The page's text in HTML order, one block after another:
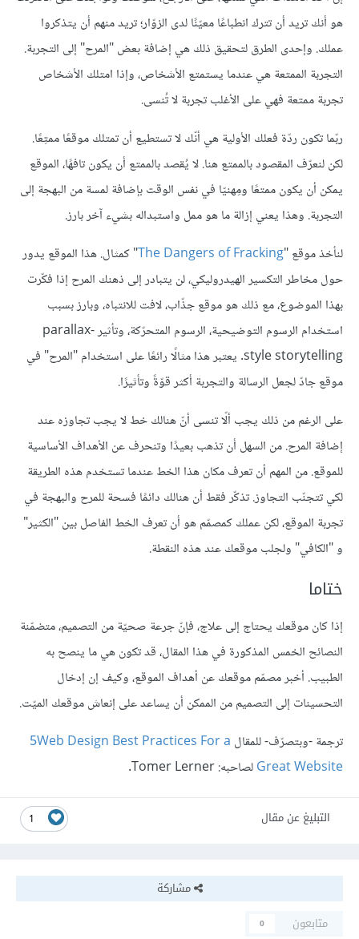
هو أنك تريد أن تترك انطباعًا معيّنًا لدى الزوّار؛ تريد منهم أن يتذكروا
عملك. وإحدى الطرق لتحقيق ذلك هي إضافة بعض "المرح" إلى التجربة.
التجربة الممتعة هي عندما يستمتع الأشخاص، وإذا امتلك الأشخاص
تجربة ممتعة فهي على الأغلب تجربة لا تُنسى.
ربّما تكون ردّة فعلك الأولية هي أنّك لا تستطيع أن تمتلك موقعًا ممتِعًا.
لكن لنعرّف المقصود بالممتع هنا. لا يُقصد بالممتع أن يكون تافهًا، الموقع
يمكن أن يكون ممتعًا ومِهنيّا في نفس الوقت بإضافة لمسة من البهجة إلى
التجربة. وهذا يعني إزالة ما هو ممل واستبداله بشيء آخر بارز.
لنأخذ موقع "The Dangers of Fracking" كمثال. هذا الموقع يدور
حول مخاطر التكسير الهيدروليكي، لن يتبادر إلى ذهنك المرح إذا فكّرت
بهذا الموضوع، مع ذلك هو موقع جذّاب، لافت للانتباه، وبارز بسبب
استخدام الرسوم التوضيحية، الرسوم المتحرّكة، وتأثير parallax-
style storytelling. يعتبر هذا مثالًا رائعًا على استخدام "المرح" في
موقع جادّ لجعل الرسالة والتجربة أكثر قوّةً وتأثيرًا.
على الرغم من ذلك يجب ألّا تنسى أنّ هنالك خط لا يجب تجاوزه عند
إضافة المرح. من السهل أن تذهب بعيدًا وتنحرف عن الأهداف الأساسية
للموقع. من المهم أن تعرف مكان هذا الخط عندما تستخدم هذه الطريقة
لكي تتجنّب التجاوز. تذكّر فقط أن هنالك دائمًا فسحة للمرح والبهجة في
تجربة الموقع، لكن عملك كمصمّم هو أن تعرف الخط الفاصل بين "الكثير"
و "الكافي" ولجلب موقعك عند هذه النقطة.
ختاما
إذا كان موقعك يحتاج إلى علاج، فإنّ جرعة صحيّة من التصميم، متضمّنة
النصائح الخمس المذكورة في هذا المقال، قد تكون هي ما ينصح به
الطبيب. أخبر مصمّم موقعك عن أهداف الموقع، وكيف إن إدخال
التحسينات إلى التصميم من الممكن أن يساعد على إنعاش موقعك الميّت.
ترجمة -وبتصرّف- للمقال 5Web Design Best Practices For a
Great Websiteلصاحبه: Tomer Lerner.
1 التبليغ عن مقال
مشاركة
متابعون
0